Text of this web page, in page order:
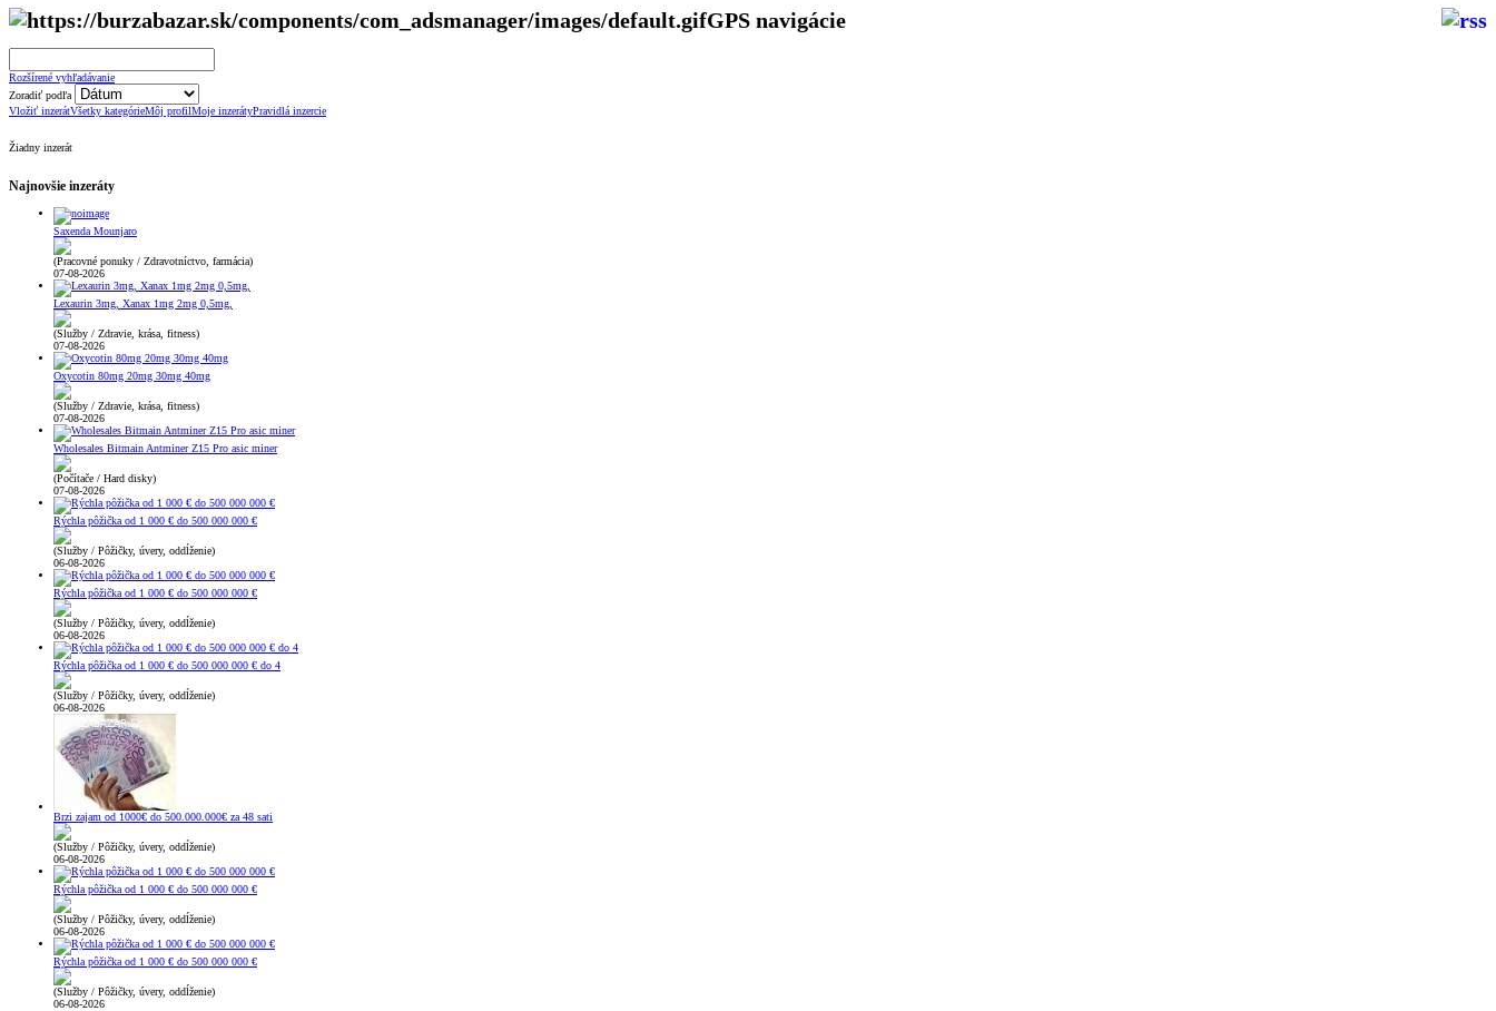
GPS navigácie
Rozšírené vyhľadávanie
Zoradiť podľa
Vložiť inzerátVšetky kategórieMôj profilMoje inzerátyPravidlá inzercie
Žiadny inzerát
Najnovšie inzeráty
Saxenda Mounjaro
(Pracovné ponuky / Zdravotníctvo, farmácia)
07-08-2026
Lexaurin 3mg, Xanax 1mg 2mg 0,5mg,
(Služby / Zdravie, krása, fitness)
07-08-2026
Oxycotin 80mg 20mg 30mg 40mg
(Služby / Zdravie, krása, fitness)
07-08-2026
Wholesales Bitmain Antminer Z15 Pro asic miner
(Počítače / Hard disky)
07-08-2026
Rýchla pôžička od 1 000 € do 500 000 000 €
(Služby / Pôžičky, úvery, oddĺženie)
06-08-2026
Rýchla pôžička od 1 000 € do 500 000 000 €
(Služby / Pôžičky, úvery, oddĺženie)
06-08-2026
Rýchla pôžička od 1 000 € do 500 000 000 € do 4
(Služby / Pôžičky, úvery, oddĺženie)
06-08-2026
Brzi zajam od 1000€ do 500.000.000€ za 48 sati
(Služby / Pôžičky, úvery, oddĺženie)
06-08-2026
Rýchla pôžička od 1 000 € do 500 000 000 €
(Služby / Pôžičky, úvery, oddĺženie)
06-08-2026
Rýchla pôžička od 1 000 € do 500 000 000 €
(Služby / Pôžičky, úvery, oddĺženie)
06-08-2026